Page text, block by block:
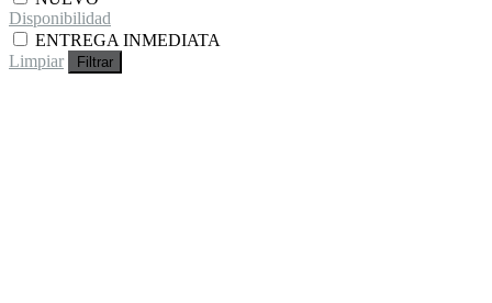
Disponibilidad
ENTREGA INMEDIATA
Limpiar
Filtrar